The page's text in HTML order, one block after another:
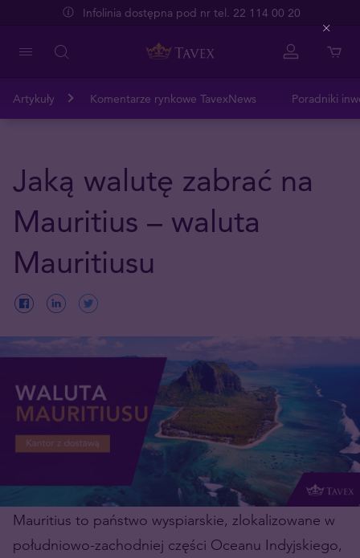
Infolinia dostępna pod nr tel. 22 114 00 20
Artykuły Komentarze rynkowe TavexNews Poradniki
Jaką walutę zabrać na
Mauritius – waluta
Mauritiusu
Mauritius to państwo wyspiarskie, zlokalizowane w
południowo-zachodniej części Oceanu Indyjskiego,
Close